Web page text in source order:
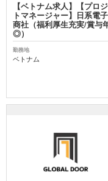
【ベトナム求人】【プロ
トマネージャー】日系電
商社（福利厚生充実/賞与
◎）
勤務地
ベトナム